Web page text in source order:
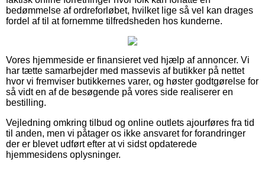
bedømmelse af ordreforløbet, hvilket lige så vel kan drages
fordel af til at fornemme tilfredsheden hos kunderne.
Vores hjemmeside er finansieret ved hjælp af annoncer. Vi
har tætte samarbejder med massevis af butikker på nettet
hvor vi fremviser butikkernes varer, og høster godtgørelse for
så vidt en af de besøgende på vores side realiserer en
bestilling.
Vejledning omkring tilbud og online outlets ajourføres fra tid
til anden, men vi påtager os ikke ansvaret for forandringer
der er blevet udført efter at vi sidst opdaterede
hjemmesidens oplysninger.